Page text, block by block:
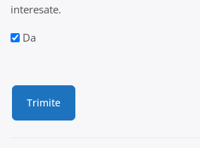
interesate.
Da